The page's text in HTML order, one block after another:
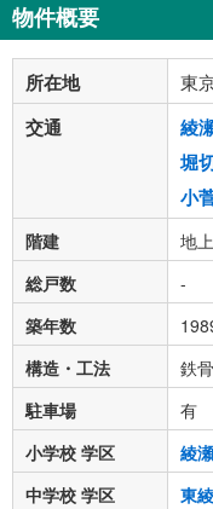
物件概要
所在地 東
交通 綾
堀
小
階建
地
総戸数
-
築年数
構造・工法
鉄
駐車場
有
小学校 学区
綾
中学校 学区
東